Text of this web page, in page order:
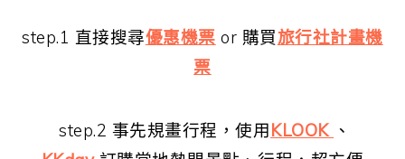
step.1 直接搜尋優惠機票 or 購買旅行社計畫機
票
step.2 事先規畫行程，使用KLOOK 、